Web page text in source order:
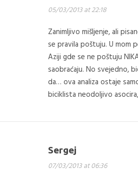
05/03/2013 at 22:18
Zanimljivo mišljenje, ali
se pravila poštuju. U mom
Aziji gde se ne poštuju
saobraćaju. No svejedno,
da… ova analiza ostaje
biciklista neodoljivo
Sergej
07/03/2013 at 06:36